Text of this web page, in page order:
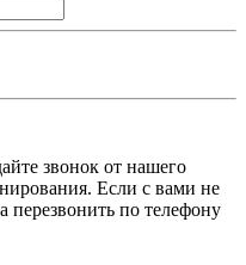
звонок от нашего
Если с вами не
перезвонить по телефону